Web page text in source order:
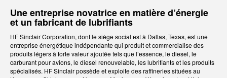
Une entreprise novatrice en matière d’énergie
et un fabricant de lubrifiants
HF Sinclair Corporation, dont le siège social est à Dallas, Texas, est une
entreprise énergétique indépendante qui produit et commercialise des
produits légers à forte valeur ajoutée tels que l’essence, le diesel, le
carburant pour avions, le diesel renouvelable, les lubrifiants et les produits
spécialisés. HF Sinclair possède et exploite des raffineries situées au